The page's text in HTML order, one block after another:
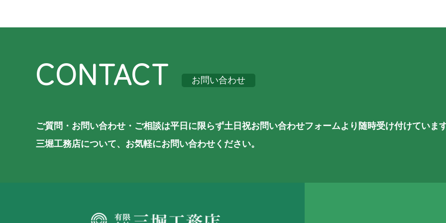
CONTACT お問い合わせ
ご質問・お問い合わせ・ご相談は平日に限らず土日祝お問い合わせフォームより随時受け付けていま
三堀工務店について、お気軽にお問い合わせください。